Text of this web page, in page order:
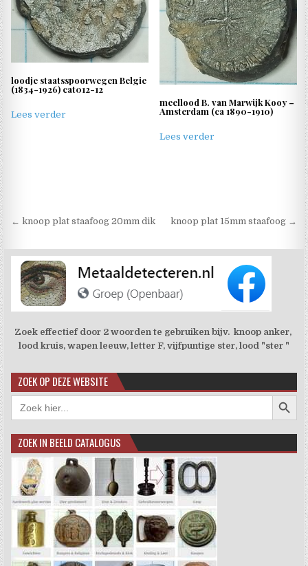
loodje staatsspoorwegen Belgie
(1834-1926) cat012-12
Lees verder
meellood B. van Marwijk Kooy –
Amsterdam (ca 1890-1910)
Lees verder
Berichtnavigatie
← knoop plat staafoog 20mm dik knoop plat 15mm staafoog →
Zoek effectief door 2 woorden te gebruiken bijv. knoop anker,
lood kruis, wapen leeuw, letter F, vijfpuntige ster, lood "ster "
ZOEK OP DEZE WEBSITE
Zoek
naar:
ZOEK IN BEELD CATALOGUS